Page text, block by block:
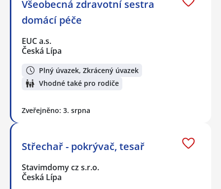
Všeobecná zdravotní sestra
domácí péče
EUC a.s.
Česká Lípa
Plný úvazek, Zkrácený úvazek
Vhodné také pro rodiče
Zveřejněno: 3. srpna
Střechař - pokrývač, tesař
Stavimdomy cz s.r.o.
Česká Lípa